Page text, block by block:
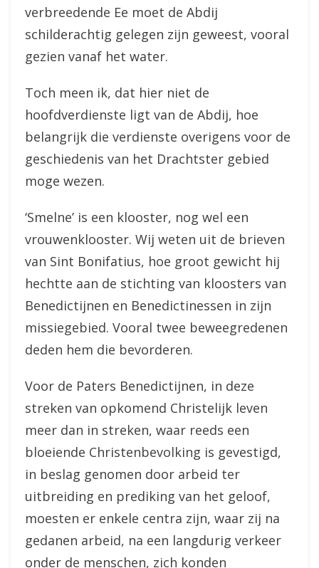
verbreedende Ee moet de Abdij
schilderachtig gelegen zijn geweest, vooral
gezien vanaf het water.
Toch meen ik, dat hier niet de
hoofdverdienste ligt van de Abdij, hoe
belangrijk die verdienste overigens voor de
geschiedenis van het Drachtster gebied
moge wezen.
‘Smelne’ is een klooster, nog wel een
vrouwenklooster. Wij weten uit de brieven
van Sint Bonifatius, hoe groot gewicht hij
hechtte aan de stichting van kloosters van
Benedictijnen en Benedictinessen in zijn
missiegebied. Vooral twee beweegredenen
deden hem die bevorderen.
Voor de Paters Benedictijnen, in deze
streken van opkomend Christelijk leven
meer dan in streken, waar reeds een
bloeiende Christenbevolking is gevestigd,
in beslag genomen door arbeid ter
uitbreiding en prediking van het geloof,
moesten er enkele centra zijn, waar zij na
gedanen arbeid, na een langdurig verkeer
onder de menschen, zich konden